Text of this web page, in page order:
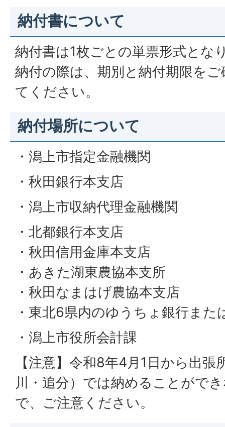
納付書について
納付書は1枚ごとの単票形式とな
納付の際は、期別と納付期限を
てください。
納付場所について
・潟上市指定金融機関
・秋田銀行本支店
・潟上市収納代理金融機関
・北都銀行本支店
・秋田信用金庫本支店
・あきた湖東農協本支所
・秋田なまはげ農協本支店
・東北6県内のゆうちょ銀行また
・潟上市役所会計課
【注意】令和8年4月1日から出張
川・追分）では納めることがで
で、ご注意ください。